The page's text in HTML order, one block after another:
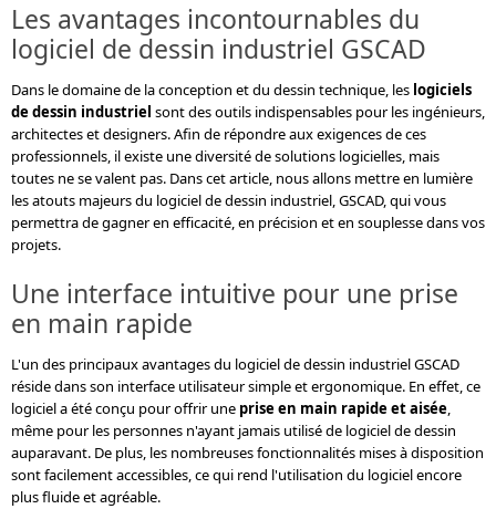
Les avantages incontournables du
logiciel de dessin industriel GSCAD
Dans le domaine de la conception et du dessin technique, les logiciels
de dessin industriel sont des outils indispensables pour les ingénieurs,
architectes et designers. Afin de répondre aux exigences de ces
professionnels, il existe une diversité de solutions logicielles, mais
toutes ne se valent pas. Dans cet article, nous allons mettre en lumière
les atouts majeurs du logiciel de dessin industriel, GSCAD, qui vous
permettra de gagner en efficacité, en précision et en souplesse dans vos
projets.
Une interface intuitive pour une prise
en main rapide
L'un des principaux avantages du logiciel de dessin industriel GSCAD
réside dans son interface utilisateur simple et ergonomique. En effet, ce
logiciel a été conçu pour offrir une prise en main rapide et aisée,
même pour les personnes n'ayant jamais utilisé de logiciel de dessin
auparavant. De plus, les nombreuses fonctionnalités mises à disposition
sont facilement accessibles, ce qui rend l'utilisation du logiciel encore
plus fluide et agréable.